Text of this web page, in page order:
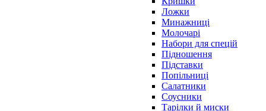
Ложки
Минажниці
Молочарі
Набори для спецій
Підношення
Підставки
Попільниці
Салатники
Соусники
Тарілки й миски